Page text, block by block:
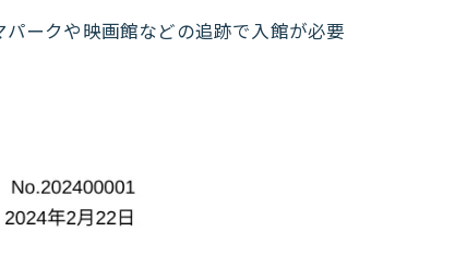
ークや映画館などの追跡で入館が必要